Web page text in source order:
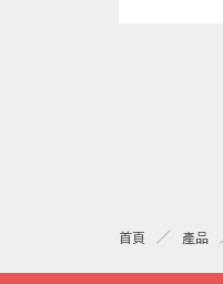
首頁 產品